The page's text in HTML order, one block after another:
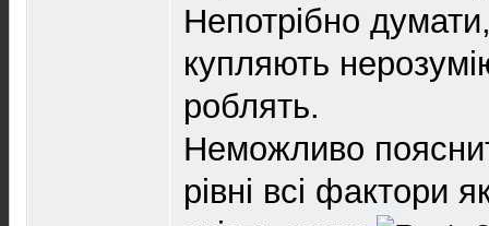
Непотрібно
купляють
роблять.
Неможливо
рівні всі фактори